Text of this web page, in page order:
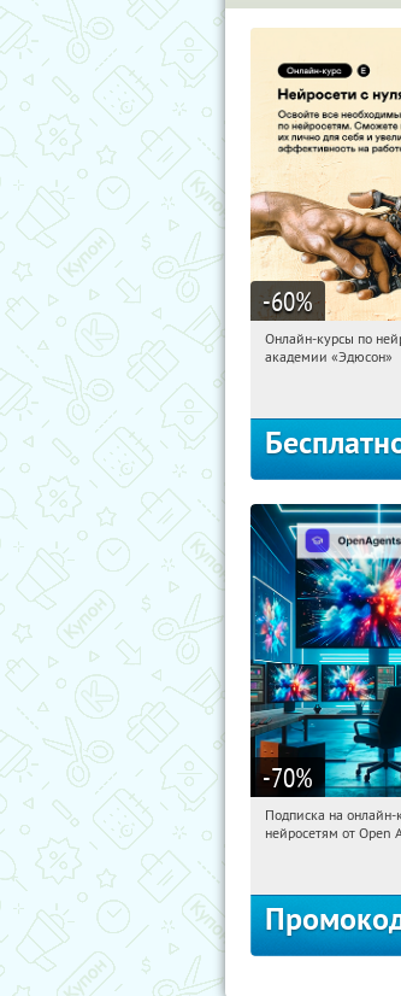
-60%
03:51:04
Онлайн-курсы по
академии «Эдюсон»
-70%
03:51:04
Подписка на онлайн-
нейросетям от Open